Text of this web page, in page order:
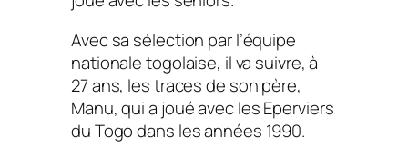
Avec sa sélection par l’équipe
nationale togolaise, il va suivre, à
27 ans, les traces de son père,
Manu, qui a joué avec les Eperviers
du Togo dans les années 1990.